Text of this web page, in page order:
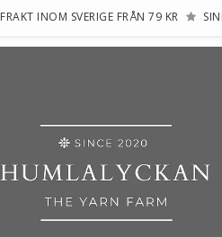
FRAKT INOM SVERIGE FRÅN 79 KR